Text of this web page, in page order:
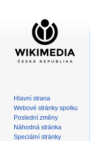
Hlavní strana
Webové stránky spolku
Poslední změny
Náhodná stránka
Speciální stránky